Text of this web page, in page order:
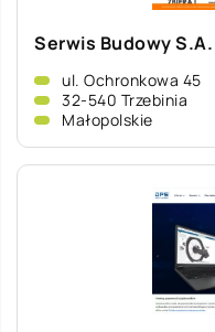
Serwis Budowy S.A.
ul. Ochronkowa 45
32-540 Trzebinia
Małopolskie